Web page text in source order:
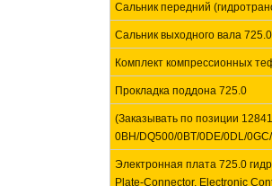
Сальник передний
Сальник выходного вала
Комплект компрессионных
Прокладка поддона 725.0
(Заказывать по позиции
0BH/DQ500/0BT/0DE/0DL/
Электронная плата 725.0
Plate-Connector, Electronic